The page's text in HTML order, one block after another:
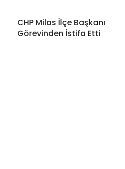
CHP Milas İlçe Başkanı
Görevinden İstifa Etti